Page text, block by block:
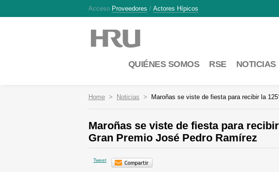
Acceso Proveedores / Actores Hípicos
QUIÉNES SOMOS RSE NOTICIAS
Home Noticias Maroñas se viste de fiesta para recibir la
Maroñas se viste de fiesta para
Gran Premio José Pedro Ramírez
Tweet